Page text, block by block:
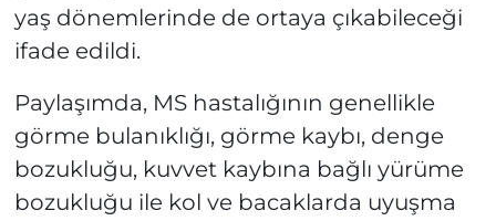
yaş dönemlerinde de ortaya çıkabileceği
ifade edildi.
Paylaşımda, MS hastalığının genellikle
görme bulanıklığı, görme kaybı, denge
bozukluğu, kuvvet kaybına bağlı yürüme
bozukluğu ile kol ve bacaklarda uyuşma